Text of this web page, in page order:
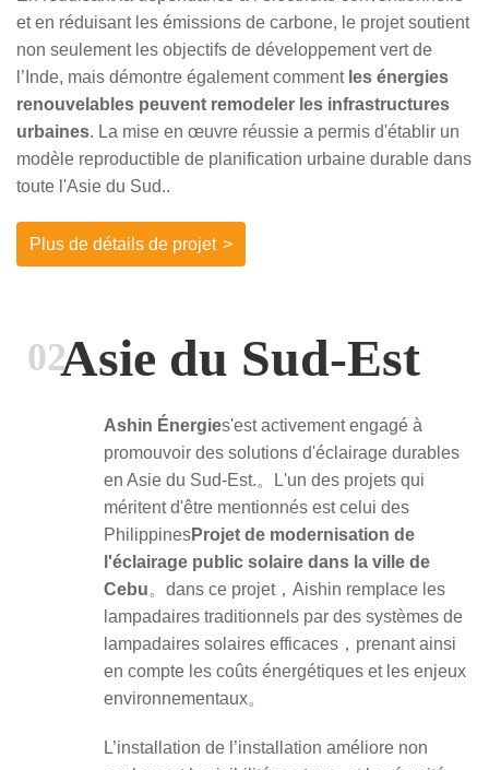
et en réduisant les émissions de carbone, le projet soutient
non seulement les objectifs de développement vert de
l’Inde, mais démontre également comment les énergies
renouvelables peuvent remodeler les infrastructures
urbaines. La mise en œuvre réussie a permis d'établir un
modèle reproductible de planification urbaine durable dans
toute l'Asie du Sud..
Plus de détails de projet >
Asie du Sud-Est
Ashin Énergies'est activement engagé à
promouvoir des solutions d'éclairage durables
en Asie du Sud-Est.。L'un des projets qui
méritent d'être mentionnés est celui des
PhilippinesProjet de modernisation de
l'éclairage public solaire dans la ville de
Cebu。dans ce projet，Aishin remplace les
lampadaires traditionnels par des systèmes de
lampadaires solaires efficaces，prenant ainsi
en compte les coûts énergétiques et les enjeux
environnementaux。
L’installation de l’installation améliore non
02